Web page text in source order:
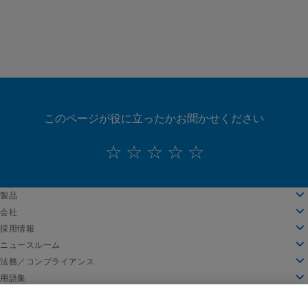
このページが役に立ったかお聞かせください
製品
クラウドコンピューティング
セキュリティ
すべての製品とトライアル
グローバルサービス
会社
会社情報
リーダーシップ
受賞歴
採用情報
Akamai で働く
学生と新卒者
ニュースルーム
ニュースルーム
プレスリリース
法務／コンプライアンス
法務
用語集
Deutsch
Español
Français
Italiano
Português